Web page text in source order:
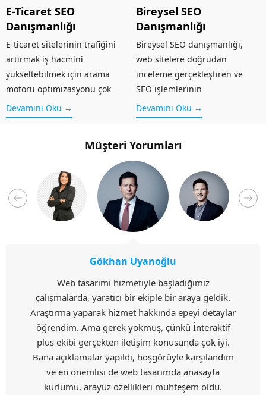
E-Ticaret SEO
Danışmanlığı
E-ticaret sitelerinin trafiğini
artırmak iş hacmini
yükseltebilmek için arama
motoru optimizasyonu çok
önemlidir. E-ticaret SEO
danışmanlığı, internette varlık
kurumsal ya da bireysel
kararlarda, oluşturulacağı
pazar hacminde ve yapacağı
reklamlarda aldığı uzman...
Devamını Oku →
Bireysel SEO
Danışmanlığı
Bireysel SEO danışmanlığı,
web sitelere doğrudan
inceleme gerçekleştiren ve
SEO işlemlerinin
gerçekleştirilmesini sağlayan
danışmanlıktır. Bu danışmanlık
sitenizde bulunan hatalar ve
eksikler bulunur. Daha sonra
hem yazılımsal hem de
içeriksel problemler ortadan...
Devamını Oku →
Müşteri Yorumları
Gökhan Uyanoğlu
Web tasarımı hizmetiyle başladığımız
çalışmalarda, yaratıcı bir ekiple bir araya geldik.
Araştırma yaparak hizmet hakkında epeyi detaylar
öğrendim. Ama gerek yokmuş, çünkü İnteraktif
plus ekibi gerçekten iletişim konusunda çok iyi.
Bana açıklamalar yapıldı, hoşgörüyle karşılandım
ve en önemlisi de web tasarımda anasayfa
kurlumu, arayüz özellikleri muhteşem oldu.